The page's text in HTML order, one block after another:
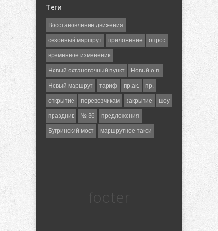
Теги
Восстановление движения
сезонный маршрут приложение опрос
временное изменение
Новый остановочный пункт Новый о.п.
Новый маршрут тариф пр.ак. пр.
открытие перевозчикам закрытие шоу
праздник № 36 предложения
Бугринский мост маршрутное такси
footer